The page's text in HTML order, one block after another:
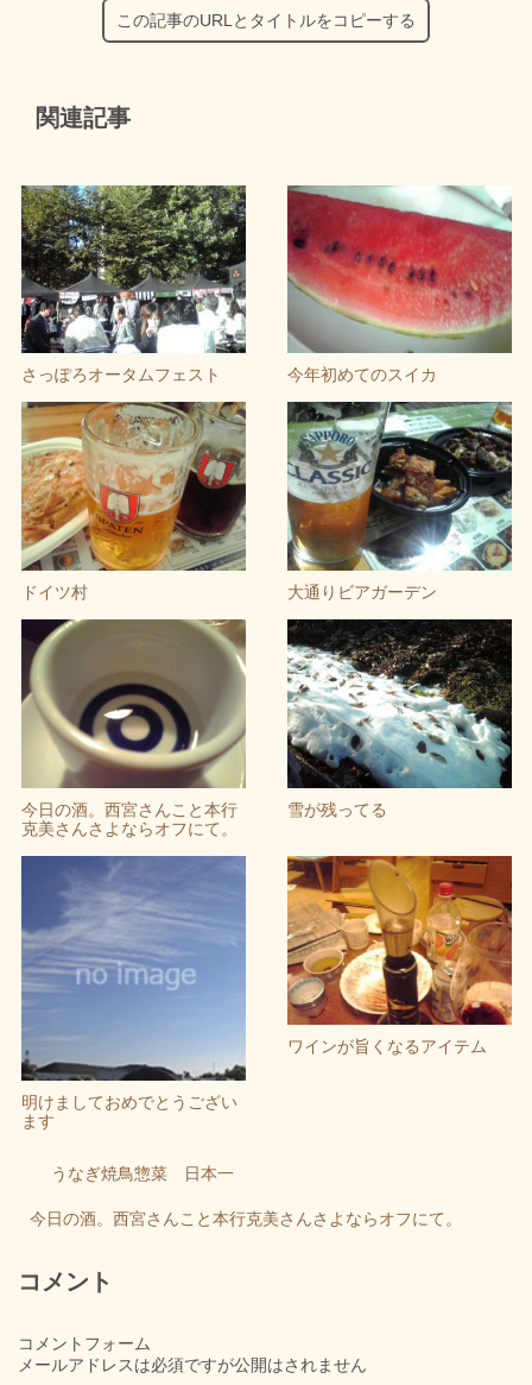
この記事のURLとタイトルをコピーする
関連記事
さっぽろオータムフェスト 今年初めてのスイカ
ドイツ村 大通りビアガーデン
今日の酒。西宮さんこと本行
克美さんさよならオフにて。
雪が残ってる
明けましておめでとうござい
ます
ワインが旨くなるアイテム
うなぎ焼鳥惣菜 日本一
今日の酒。西宮さんこと本行克美さんさよならオフにて。
コメント
コメントフォーム
メールアドレスは必須ですが公開はされません